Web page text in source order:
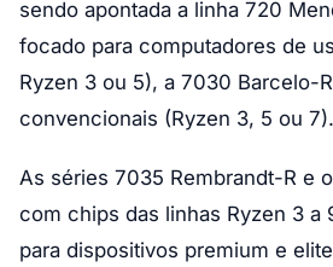
sendo apontada a linha 720
focado para computadores de
Ryzen 3 ou 5), a 7030 Barcelo-
convencionais (Ryzen 3, 5 ou 7).
As séries 7035 Rembrandt-R e
com chips das linhas Ryzen 3 a
para dispositivos premium e